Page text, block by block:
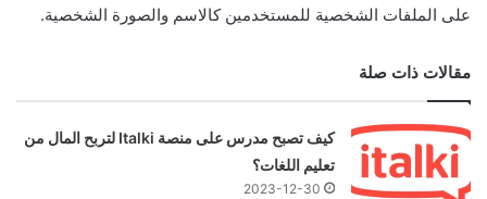
على الملفات الشخصية للمستخدمين كالاسم والصورة الشخصية.
مقالات ذات صلة
كيف تصبح مدرس على منصة Italki لتربح المال من
تعليم اللغات؟
2023-12-30